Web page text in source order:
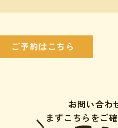
ご予約はこちら
お問い合わ
まずこちらをご